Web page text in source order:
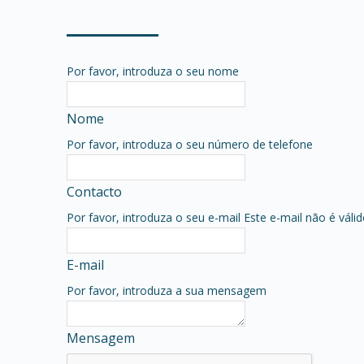
Por favor, introduza o seu nome
Nome
Por favor, introduza o seu número de telefone
Contacto
Por favor, introduza o seu e-mail Este e-mail não é
E-mail
Por favor, introduza a sua mensagem
Mensagem